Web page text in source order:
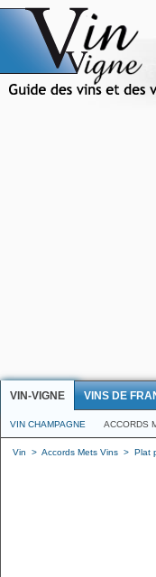
VIN-VIGNE VINS DE
VIN CHAMPAGNE ACCORDS
Vin > Accords Mets Vins > Plat